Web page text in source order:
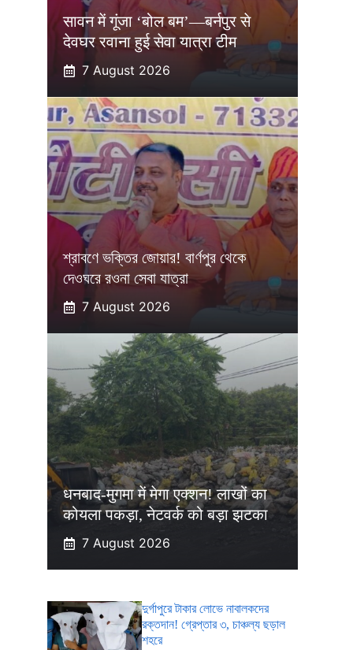
सावन में गूंजा ‘बोल बम’—बर्नपुर से
देवघर रवाना हुई सेवा यात्रा टीम
7 August 2026
শ্রাবণে ভক্তির জোয়ার! বার্ণপুর থেকে
দেওঘরে রওনা সেবা যাত্রা
7 August 2026
धनबाद-मुगमा में मेगा एक्शन! लाखों का
कोयला पकड़ा, नेटवर्क को बड़ा झटका
7 August 2026
দুর্গাপুরে টাকার লোভে নাবালকদের
রক্তদান! গ্রেপ্তার ৩, চাঞ্চল্য ছড়াল
শহরে